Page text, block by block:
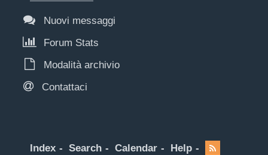
Nuovi messaggi
Forum Stats
Modalità archivio
Contattaci
Index Search Calendar Help